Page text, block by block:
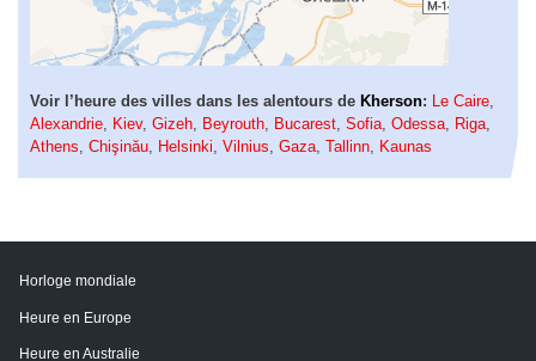
Voir l’heure des villes dans les alentours de Kherson: Le Caire
Alexandrie
Kiev, Gizeh Beyrouth Bucarest Sofia Odessa Riga
Athens Chişinău Helsinki Vilnius Gaza Tallinn Kaunas
Horloge mondiale
Heure en Europe
Heure en Australie